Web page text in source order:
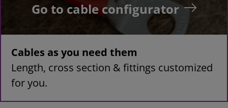
Go to cable configurator
Cables as you need them
Length, cross section & fittings customized
for you.